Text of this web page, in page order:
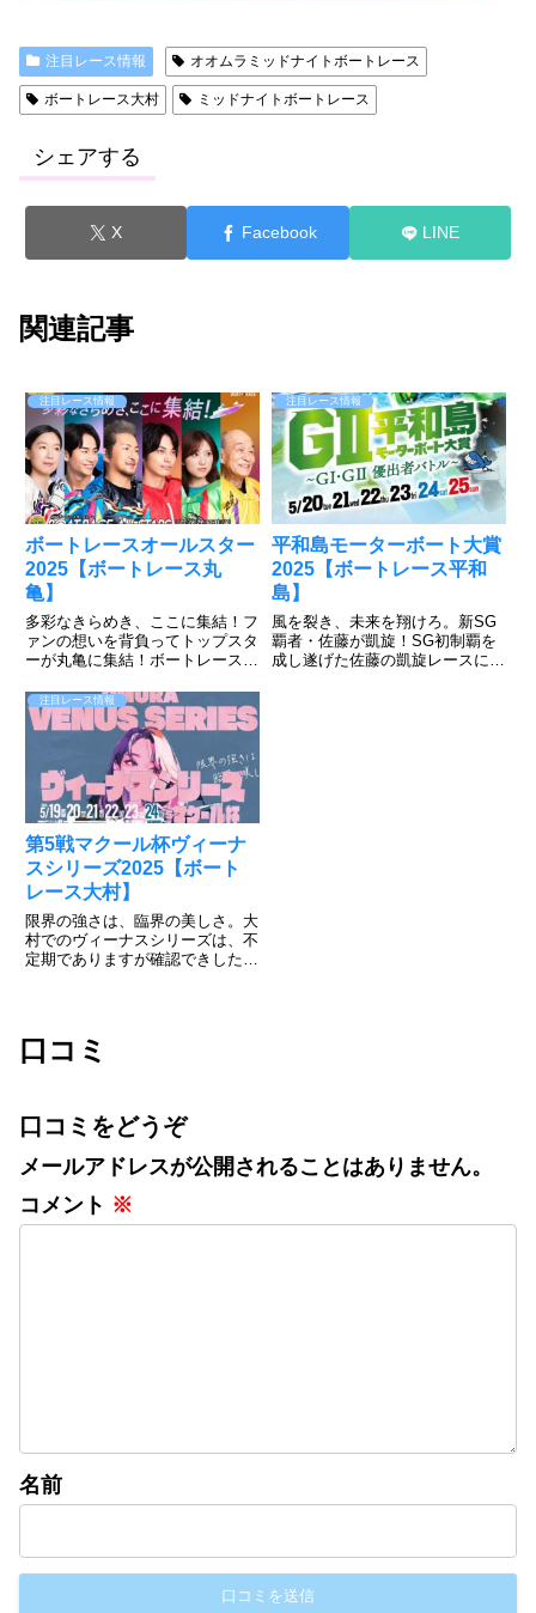
注目レース情報 オオムラミッドナイトボートレース
ボートレース大村 ミッドナイトボートレース
シェアする
X Facebook LINE
関連記事
注目レース情報
ボートレースオールスター
2025【ボートレース丸
亀】
多彩なきらめき、ここに集結！フ
ァンの想いを背負ってトップスタ
ーが丸亀に集結！ボートレース丸
第52回ボートレースオールスタ
ー」が開催される。ファン投票で
選ばれた選手など52人が丸亀ナ
イターに集結。ファンの思い...
注目レース情報
平和島モーターボート大賞
2025【ボートレース平和
島】
風を裂き、未来を翔けろ。新SG
覇者・佐藤が凱旋！SG初制覇を
成し遂げた佐藤の凱旋レースに注
注目レース情報
第5戦マクール杯ヴィーナ
スシリーズ2025【ボート
レース大村】
限界の強さは、臨界の美しさ。大
村でのヴィーナスシリーズは、不
定期でありますが確認できしたい
ょう。投票すれば、50名様にク
オカードと大村マイルが20ポイ...
口コミ
口コミをどうぞ
メールアドレスが公開されることはありません。
コメント ※
名前